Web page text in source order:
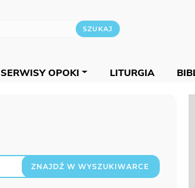
SERWISY OPOKI LITURGIA
ZNAJDŹ W WYSZUKIWARCE